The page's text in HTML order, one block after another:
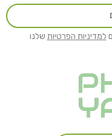
למדיניות הפרטיות שלנו